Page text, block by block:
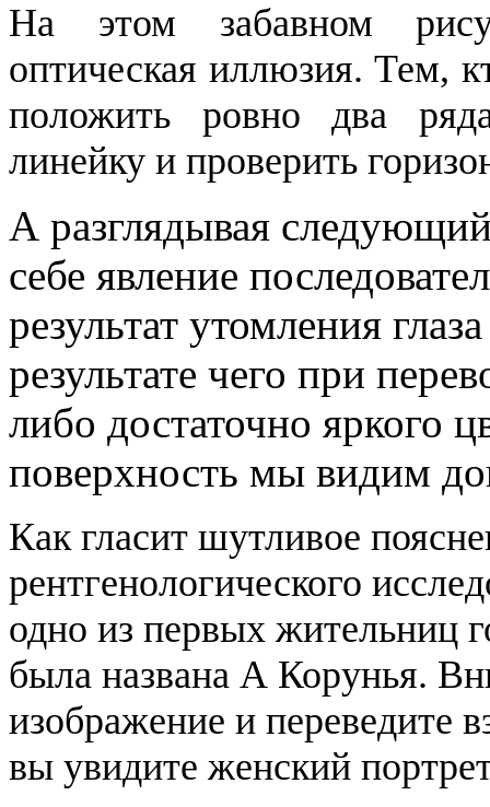
На этом забавном
оптическая иллюзия. Тем,
положить ровно два
линейку и проверить
А разглядывая
себе явление
результат утомления
результате чего при
либо достаточно яркого
поверхность мы видим
Как гласит шутливое
рентгенологического
одно из первых жительниц
была названа А Корунья.
изображение и переведите
вы увидите женский